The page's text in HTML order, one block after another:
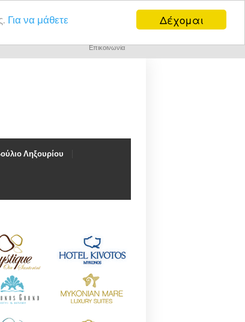
Δέχομαι
Για να μάθετε
Επικοινωνία
Ληξουρίου